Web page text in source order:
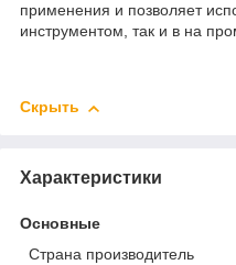
применения и позволяет
инструментом, так и в на
Скрыть
Характеристики
Основные
Страна производитель